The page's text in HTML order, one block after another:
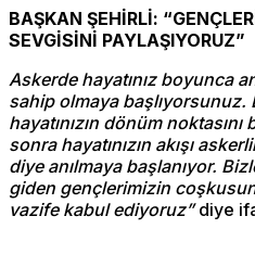
BAŞKAN ŞEHİRLİ:
SEVGİSİNİ PAYLAŞIYORUZ”
Askerde hayatınız boyunca
sahip olmaya başlıyorsunuz.
hayatınızın dönüm
sonra hayatınızın akışı
diye anılmaya başlanıyor.
giden gençlerimizin
vazife kabul ediyoruz”diye